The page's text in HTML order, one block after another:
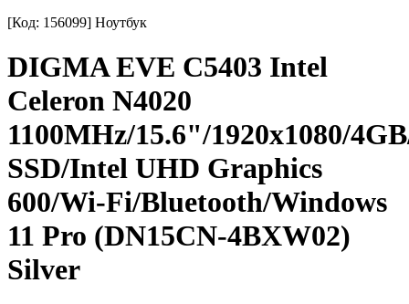
[Код: 156099] Ноутбук
DIGMA EVE C5403 Intel
Celeron N4020
1100MHz/15.6"/1920х1080/
SSD/Intel UHD Graphics
600/Wi-Fi/Bluetooth/Windows
11 Pro (DN15CN-4BXW02)
Silver